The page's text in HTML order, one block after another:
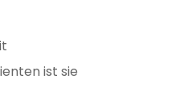
ist sie